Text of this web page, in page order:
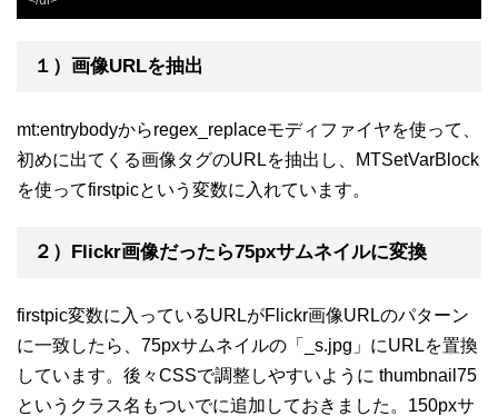
１）画像URLを抽出
mt:entrybodyからregex_replaceモディファイヤを使って、
初めに出てくる画像タグのURLを抽出し、MTSetVarBlock
を使ってfirstpicという変数に入れています。
２）Flickr画像だったら75pxサムネイルに変換
firstpic変数に入っているURLがFlickr画像URLのパターン
に一致したら、75pxサムネイルの「_s.jpg」にURLを置換
しています。後々CSSで調整しやすいように thumbnail75
というクラス名もついでに追加しておきました。150pxサ